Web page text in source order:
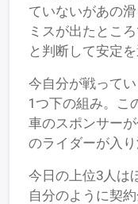
ていないがあの
ミスが出たとこ
と判断して安定を
今自分が戦って
1つ下の組み。こ
車のスポンサー
のライダーが入り
今日の上位3人は
自分のように契